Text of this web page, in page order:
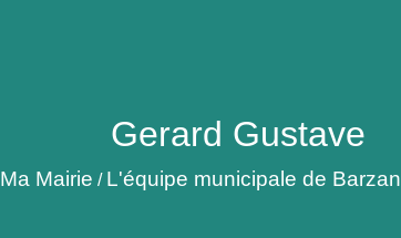
Gerard Gustave
Ma Mairie / L'équipe municipale de Barzan